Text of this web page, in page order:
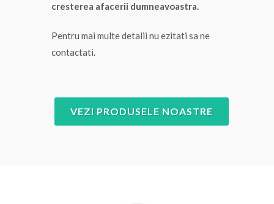
cresterea afacerii dumneavoastra.
Pentru mai multe detalii nu ezitati sa ne
contactati.
VEZI PRODUSELE NOASTRE